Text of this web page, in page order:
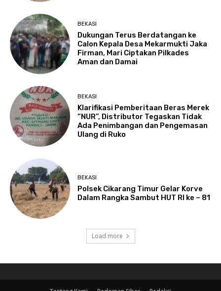
BEKASI
Dukungan Terus Berdatangan ke
Calon Kepala Desa Mekarmukti Jaka
Firman, Mari Ciptakan Pilkades
Aman dan Damai
BEKASI
Klarifikasi Pemberitaan Beras Merek
“NUR”, Distributor Tegaskan Tidak
Ada Penimbangan dan Pengemasan
Ulang di Ruko
BEKASI
Polsek Cikarang Timur Gelar Korve
Dalam Rangka Sambut HUT RI ke – 81
Load more